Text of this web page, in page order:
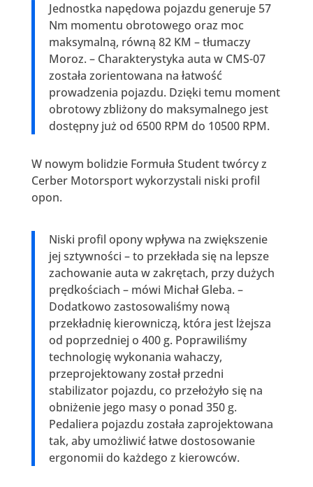
Jednostka napędowa pojazdu generuje 57
Nm momentu obrotowego oraz moc
maksymalną, równą 82 KM – tłumaczy
Moroz. – Charakterystyka auta w CMS-07
została zorientowana na łatwość
prowadzenia pojazdu. Dzięki temu moment
obrotowy zbliżony do maksymalnego jest
dostępny już od 6500 RPM do 10500 RPM.
W nowym bolidzie Formuła Student twórcy z
Cerber Motorsport wykorzystali niski profil
opon.
Niski profil opony wpływa na zwiększenie
jej sztywności – to przekłada się na lepsze
zachowanie auta w zakrętach, przy dużych
prędkościach – mówi Michał Gleba. –
Dodatkowo zastosowaliśmy nową
przekładnię kierowniczą, która jest lżejsza
od poprzedniej o 400 g. Poprawiliśmy
technologię wykonania wahaczy,
przeprojektowany został przedni
stabilizator pojazdu, co przełożyło się na
obniżenie jego masy o ponad 350 g.
Pedaliera pojazdu została zaprojektowana
tak, aby umożliwić łatwe dostosowanie
ergonomii do każdego z kierowców.